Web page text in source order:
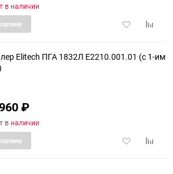
в наличии
Добавить
Elitech ПГА 1832Л E2210.001.01 (с 1-им
₽
в наличии
Добавить